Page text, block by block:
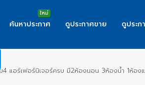
ค้นหาประกาศ ดูประกาศขาย ดูประก
แอร์เฟอร์นิเจอร์ครบ มี2ห้องนอน 3ห้องน้ำ 1ห้องแ